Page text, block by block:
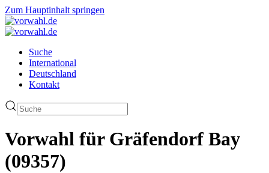
Zum Hauptinhalt springen
Suche
International
Deutschland
Kontakt
Vorwahl für Gräfendorf Bay
(09357)